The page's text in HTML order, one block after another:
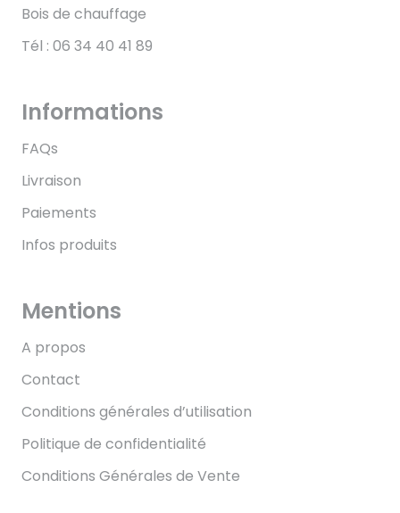
Bois de chauffage
Tél : 06 34 40 41 89
Informations
FAQs
Livraison
Paiements
Infos produits
Mentions
A propos
Contact
Conditions générales d’utilisation
Politique de confidentialité
Conditions Générales de Vente